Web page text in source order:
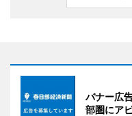
バナー広
部圏にア